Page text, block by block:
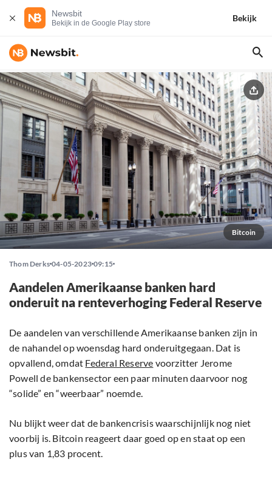
Newsbit
Bekijk in de Google Play store
Bekijk
Bitcoin
Thom Derks 04-05-2023 09:15
Aandelen Amerikaanse banken hard
onderuit na renteverhoging Federal Reserve
De aandelen van verschillende Amerikaanse banken zijn in
de nahandel op woensdag hard onderuitgegaan. Dat is
opvallend, omdat Federal Reserve voorzitter Jerome
Powell de bankensector een paar minuten daarvoor nog
“solide” en “weerbaar” noemde.
Nu blijkt weer dat de bankencrisis waarschijnlijk nog niet
voorbij is. Bitcoin reageert daar goed op en staat op een
plus van 1,83 procent.